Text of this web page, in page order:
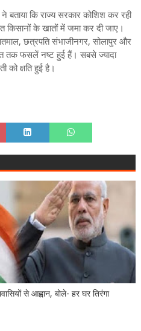
कि राज्य सरकार कोशिश कर रही
किसानों के खातों में जमा कर दी जाए।
छत्रपति संभाजीनगर, सोलापुर और
तक फसलें नष्ट हुई हैं। सबसे ज्यादा
को क्षति हुई है।
से आह्वान, बोले- हर घर तिरंगा